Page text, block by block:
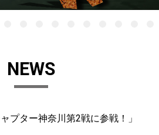
NEWS
プター神奈川第2戦に参戦！」